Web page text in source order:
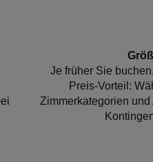
Je früher Sie
Preis-Vorteil:
Zimmerkategorien